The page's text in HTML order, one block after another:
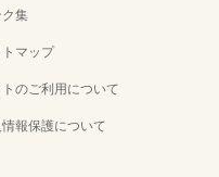
ク集
マップ
のご利用について
報保護について